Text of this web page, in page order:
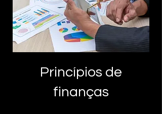
Princípios de
finanças